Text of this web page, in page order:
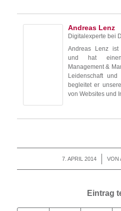
Andreas Lenz
Digitalexperte bei
Andreas Lenz ist
und hat einen
Management &
Leidenschaft
begleitet er
von Websites und
7. APRIL 2014
/ VON
Eintrag